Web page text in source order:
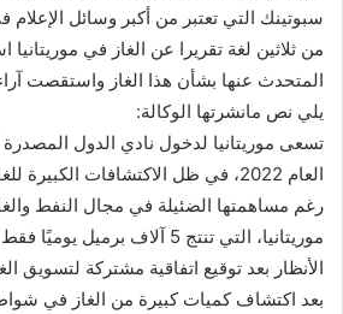
سبوتينك التي تعتبر من أكبر وسائل الإعلام
من ثلاثين لغة تقريرا عن الغاز في
المتحدث عنها بشأن هذا الغاز واستقصت
يلي نص مانشرتها الوكالة:
تسعى موريتانيا لدخول نادي الدول المصدرة
العام 2022، في ظل الاكتشافات الكبيرة
رغم مساهمتها الضئيلة في مجال النفط
موريتانيا، التي تنتج 5 آلاف
الأنظار بعد توقيع اتفاقية مشتركة لتسويق